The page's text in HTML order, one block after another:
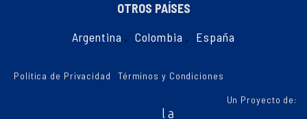
OTROS PAÍSES
Argentina , Colombia , España
Política de Privacidad Términos y Condiciones
Un Proyecto de: